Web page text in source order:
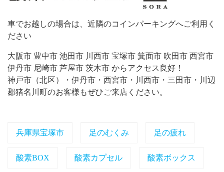
車でお越しの場合は、近隣のコインパーキングへご利用く
ださい
大阪市 豊中市 池田市 川西市 宝塚市 箕面市 吹田市 西宮市
伊丹市 尼崎市 芦屋市 茨木市 からアクセス良好！
神戸市（北区）・伊丹市・西宮市・川西市・三田市・川辺
郡猪名川町のお客様もぜひご来店ください。
兵庫県宝塚市 足のむくみ 足の疲れ
酸素BOX 酸素カプセル 酸素ボックス